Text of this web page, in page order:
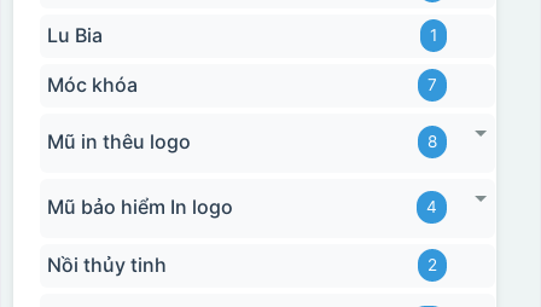
Lu Bia 1
Móc khóa 7
Mũ in thêu logo 8
Mũ bảo hiểm In logo 4
Nồi thủy tinh 2